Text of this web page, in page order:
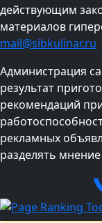
действующим
материалов
mail@sibkulinar.ru
Администрация
результат
рекомендаций
рекламных
разделять